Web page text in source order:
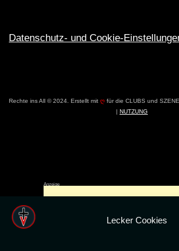
Lecker Cookies
Datenschutz- und Cookie-
Rechte ins All © 2024. Erstellt mit ღ für die CLUBS und
| NUTZUNG
Anzeige